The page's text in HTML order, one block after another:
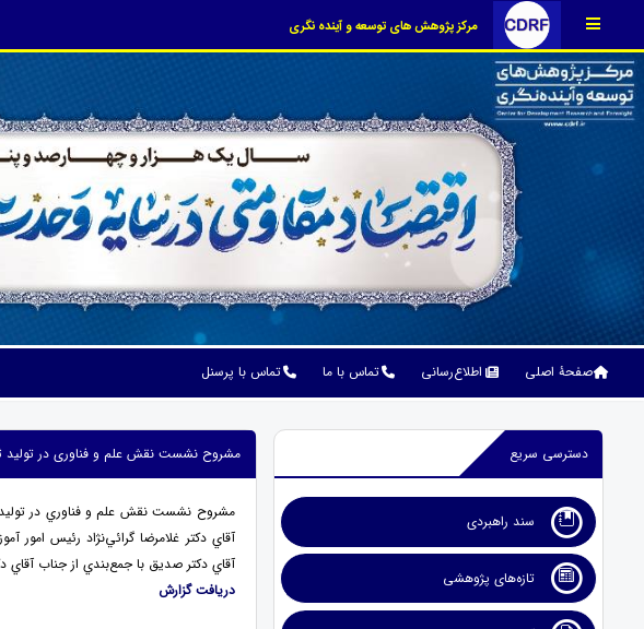
مرکز پژوهش های توسعه و آینده نگری
صفحۀ اصلی اطلاع‌رسانی تماس با ما تماس با پرسنل
دسترسی سریع
سند راهبردی
تازه‌های پژوهشی
مشروح نشست نقش علم و فناوری در تولید
مشروح نشست نقش علم و فناوري در توليد
آقاي دكتر غلامرضا گرائي‌نژاد رئيس امور
آقاي دكتر صديق با جمع‌بندي از جناب
دريافت گزارش